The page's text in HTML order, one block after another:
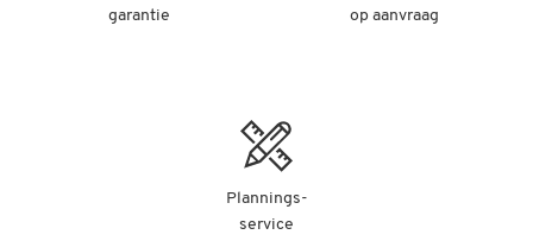
garantie
op aanvraag
Plannings-
service